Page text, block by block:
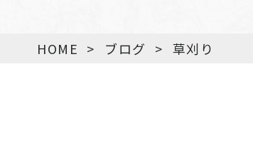
HOME > ブログ > 草刈り